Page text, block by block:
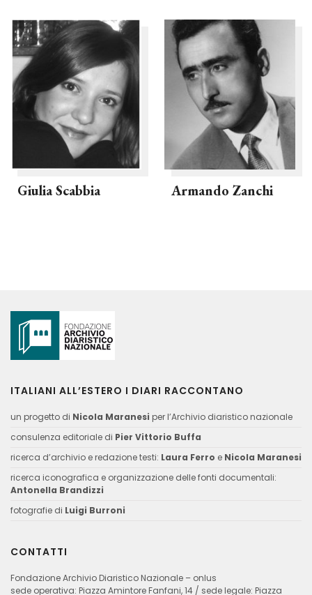
Giulia Scabbia Armando Zanchi
ITALIANI ALL’ESTERO I DIARI RACCONTANO
un progetto di Nicola Maranesi per l’Archivio diaristico nazionale
consulenza editoriale di Pier Vittorio Buffa
ricerca d’archivio e redazione testi: Laura Ferro e Nicola Maranesi
ricerca iconografica e organizzazione delle fonti documentali:
Antonella Brandizzi
fotografie di Luigi Burroni
CONTATTI
Fondazione Archivio Diaristico Nazionale – onlus
sede operativa: Piazza Amintore Fanfani, 14 / sede legale: Piazza